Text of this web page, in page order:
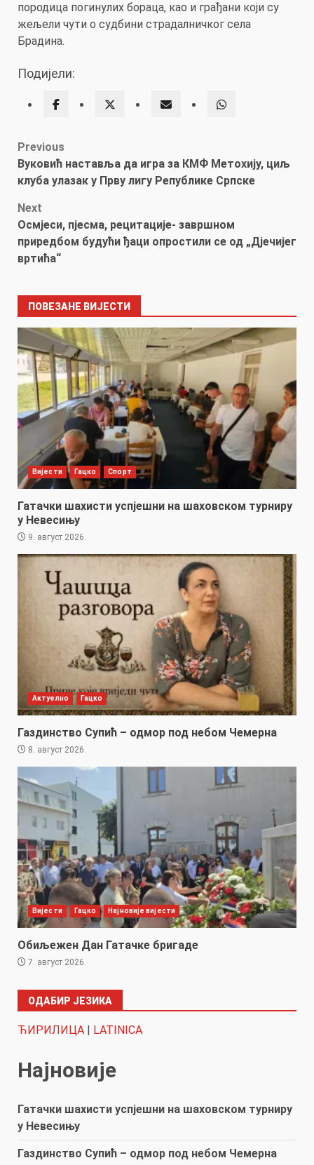
породица погинулих бораца, као и грађани који су
жељели чути о судбини страдалничког села
Брадина.
Подијели:
Post
navigation
Previous
Вуковић наставља да игра за КМФ Метохију, циљ
клуба улазак у Прву лигу Републике Српске
Next
Осмјеси, пјесма, рецитације- завршном
приредбом будући ђаци опростили се од „Дјечијег
вртића“
ПОВЕЗАНЕ ВИЈЕСТИ
Вијести Гацко Спорт
Гатачки шахисти успјешни на шаховском турниру
у Невесињу
9. август 2026.
Актуелно Гацко
Газдинство Супић – одмор под небом Чемерна
8. август 2026.
Вијести Гацко Најновије вијести
Обиљежен Дан Гатачке бригаде
7. август 2026.
ОДАБИР ЈЕЗИКА
ЋИРИЛИЦА LATINICA
Најновије
Гатачки шахисти успјешни на шаховском турниру
у Невесињу
Газдинство Супић – одмор под небом Чемерна